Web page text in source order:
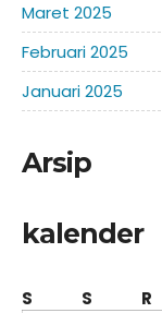
Maret 2025
Februari 2025
Januari 2025
Arsip
kalender
S
S R